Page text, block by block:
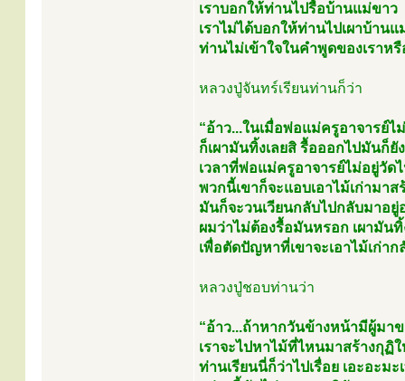
เราบอกให้ท่านไปรื้อบ้านแม่ขาว
เราไม่ได้บอกให้ท่านไปเผาบ้าน
ท่านไม่เข้าใจในคำพูดของเราหรื
หลวงปู่จันทร์เรียนท่านก็ว่า
“อ้าว...ในเมื่อพ่อแม่ครูอาจารย์
ก็เผามันทิ้งเลยสิ รื้อออกไปมันก็ยั
เวลาที่พ่อแม่ครูอาจารย์ไม่อยู่วัด
พวกนี้เขาก็จะแอบเอาไม้เก่ามา
มันก็จะวนเวียนกลับไปกลับมาอยู่
ผมว่าไม่ต้องรื้อมันหรอก เผามัน
เพื่อตัดปัญหาที่เขาจะเอาไม้เก่า
หลวงปู่ชอบท่านว่า
“อ้าว...ถ้าหากวันข้างหน้ามีผู้มา
เราจะไปหาไม้ที่ไหนมาสร้างกุฏิ
ท่านเรียนนี่ก็ว่าไปเรื่อย เอะอะมะ